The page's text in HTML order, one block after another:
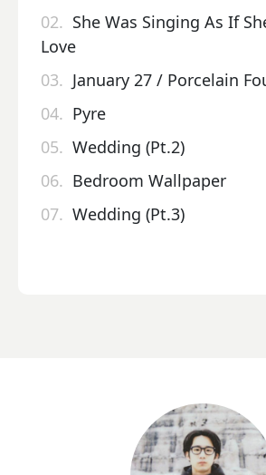
02. She Was Singing As If
Love
03. January 27 / Porcelain
04. Pyre
05. Wedding (Pt.2)
06. Bedroom Wallpaper
07. Wedding (Pt.3)